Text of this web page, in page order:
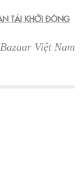
TÁI KHỞI ĐỘNG
Việt Nam